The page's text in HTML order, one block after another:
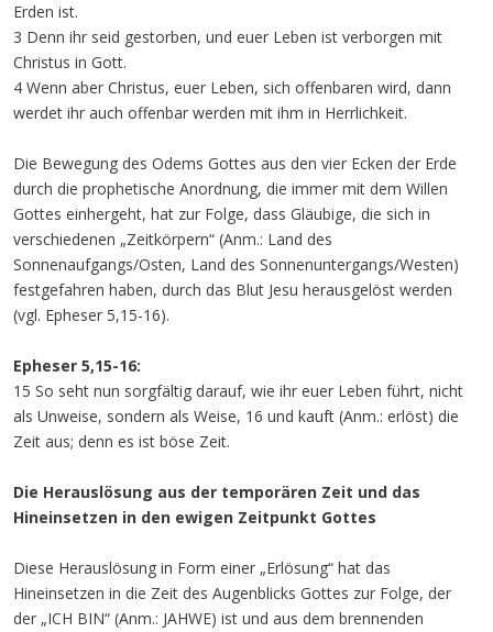
Erden ist.
3 Denn ihr seid gestorben, und euer Leben ist verborgen mit
Christus in Gott.
4 Wenn aber Christus, euer Leben, sich offenbaren wird, dann
werdet ihr auch offenbar werden mit ihm in Herrlichkeit.
Die Bewegung des Odems Gottes aus den vier Ecken der Erde
durch die prophetische Anordnung, die immer mit dem Willen
Gottes einhergeht, hat zur Folge, dass Gläubige, die sich in
verschiedenen „Zeitkörpern“ (Anm.: Land des
Sonnenaufgangs/Osten, Land des Sonnenuntergangs/Westen)
festgefahren haben, durch das Blut Jesu herausgelöst werden
(vgl. Epheser 5,15-16).
Epheser 5,15-16:
15 So seht nun sorgfältig darauf, wie ihr euer Leben führt, nicht
als Unweise, sondern als Weise, 16 und kauft (Anm.: erlöst) die
Zeit aus; denn es ist böse Zeit.
Die Herauslösung aus der temporären Zeit und das
Hineinsetzen in den ewigen Zeitpunkt Gottes
Diese Herauslösung in Form einer „Erlösung“ hat das
Hineinsetzen in die Zeit des Augenblicks Gottes zur Folge, der
der „ICH BIN“ (Anm.: JAHWE) ist und aus dem brennenden